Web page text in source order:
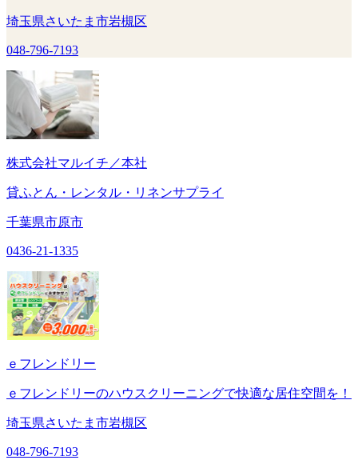
埼玉県さいたま市岩槻区
048-796-7193
株式会社マルイチ／本社
貸ふとん・レンタル・リネンサプライ
千葉県市原市
0436-21-1335
ｅフレンドリー
ｅフレンドリーのハウスクリーニングで快適な居住空間を！
埼玉県さいたま市岩槻区
048-796-7193